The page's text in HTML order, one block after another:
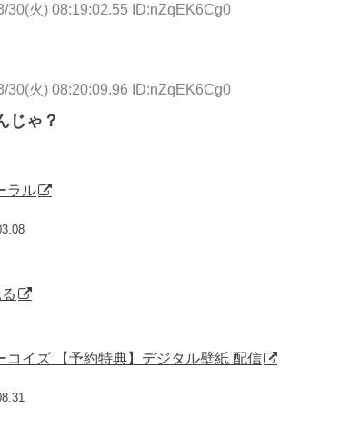
30(火) 08:19:02.55 ID:nZqEK6Cg0
30(火) 08:20:09.96 ID:nZqEK6Cg0
じゃ？
ラル
コイズ 【予約特典】デジタル壁紙 配信